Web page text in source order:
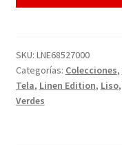
Términos de uso
SKU: LNE68527000
Categorías: Colecciones,
Tela, Linen Edition, Liso,
Verdes